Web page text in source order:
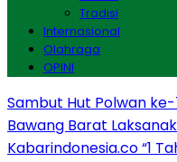
Tradisi
Internasional
Olahraga
OPINI
Sambut Hut Polwan
Bawang Barat
Kabarindonesia.co “1